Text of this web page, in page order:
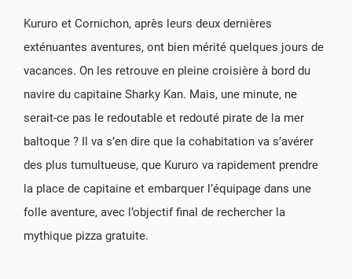
Kururo et Cornichon, après leurs deux dernières
exténuantes aventures, ont bien mérité quelques jours de
vacances. On les retrouve en pleine croisière à bord du
navire du capitaine Sharky Kan. Mais, une minute, ne
serait-ce pas le redoutable et redouté pirate de la mer
baltoque ? Il va s’en dire que la cohabitation va s’avérer
des plus tumultueuse, que Kururo va rapidement prendre
la place de capitaine et embarquer l’équipage dans une
folle aventure, avec l’objectif final de rechercher la
mythique pizza gratuite.